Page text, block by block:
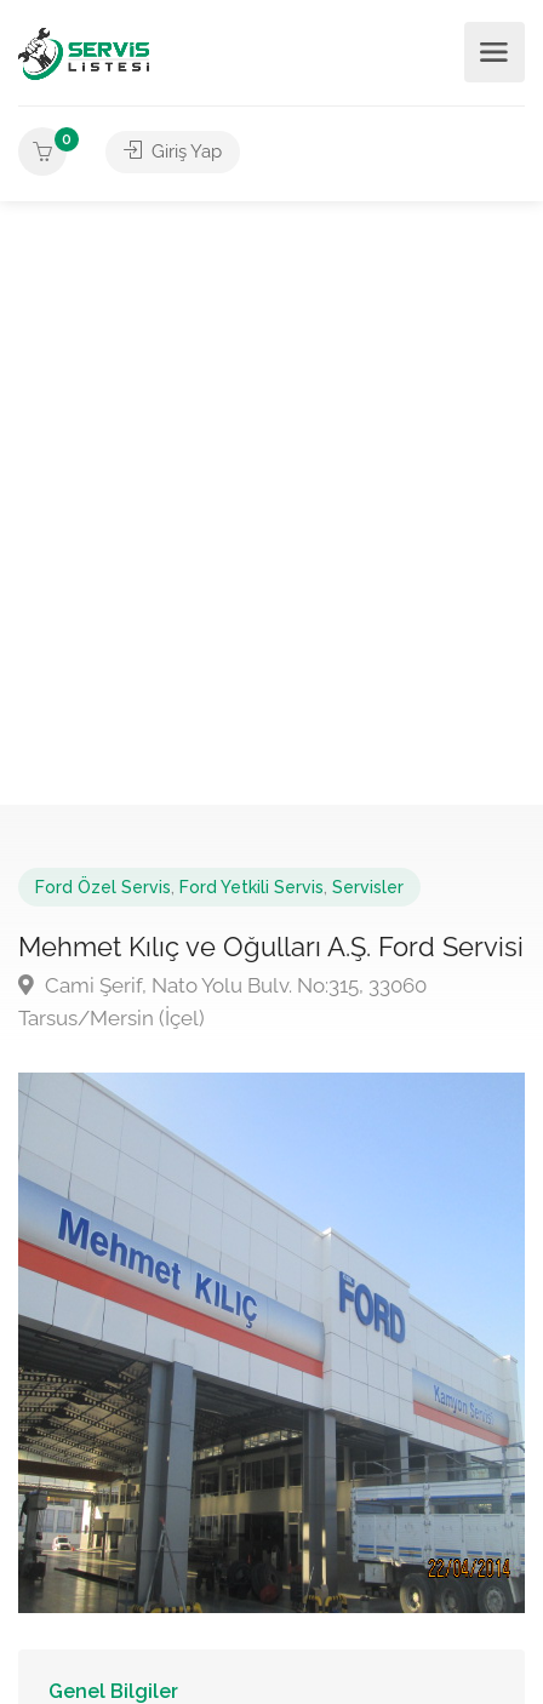
0
Giriş Yap
Ford Özel Servis Ford Yetkili Servis Servisler
Mehmet Kılıç ve Oğulları A.Ş. Ford Servisi
Cami Şerif, Nato Yolu Bulv. No:315, 33060
Tarsus/Mersin (İçel)
Genel Bilgiler